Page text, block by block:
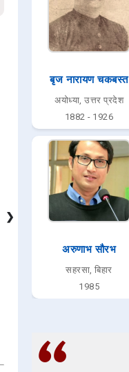
❯
बृज नारायण चकबस्त
अयोध्या, उत्तर प्रदेश
1882 - 1926
अरुणाभ सौरभ
सहरसा, बिहार
1985